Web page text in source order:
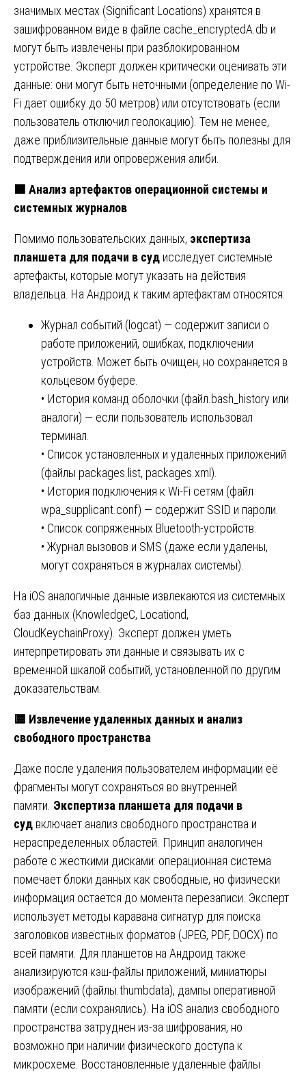
значимых местах (Significant Locations) хранятся в
зашифрованном виде в файле cache_encryptedA.db и
могут быть извлечены при разблокированном
устройстве. Эксперт должен критически оценивать эти
данные: они могут быть неточными (определение по Wi-
Fi дает ошибку до 50 метров) или отсутствовать (если
пользователь отключил геолокацию). Тем не менее,
даже приблизительные данные могут быть полезны для
подтверждения или опровержения алиби.
🟩 Анализ артефактов операционной системы и
системных журналов
Помимо пользовательских данных, экспертиза
планшета для подачи в суд исследует системные
артефакты, которые могут указать на действия
владельца. На Андроид к таким артефактам относятся:
Журнал событий (logcat) — содержит записи о
работе приложений, ошибках, подключении
устройств. Может быть очищен, но сохраняется в
кольцевом буфере.
• История команд оболочки (файл.bash_history или
аналоги) — если пользователь использовал
терминал.
• Список установленных и удаленных приложений
(файлы packages.list, packages.xml).
• История подключения к Wi-Fi сетям (файл
wpa_supplicant.conf) — содержит SSID и пароли.
• Список сопряженных Bluetooth-устройств.
• Журнал вызовов и SMS (даже если удалены,
могут сохраняться в журналах системы).
На iOS аналогичные данные извлекаются из системных
баз данных (KnowledgeC, Locationd,
CloudKeychainProxy). Эксперт должен уметь
интерпретировать эти данные и связывать их с
временной шкалой событий, установленной по другим
доказательствам.
🟨 Извлечение удаленных данных и анализ
свободного пространства
Даже после удаления пользователем информации её
фрагменты могут сохраняться во внутренней
памяти. Экспертиза планшета для подачи в
суд включает анализ свободного пространства и
нераспределенных областей. Принцип аналогичен
работе с жесткими дисками: операционная система
помечает блоки данных как свободные, но физически
информация остается до момента перезаписи. Эксперт
использует методы каравана сигнатур для поиска
заголовков известных форматов (JPEG, PDF, DOCX) по
всей памяти. Для планшетов на Андроид также
анализируются кэш-файлы приложений, миниатюры
изображений (файлы.thumbdata), дампы оперативной
памяти (если сохранялись). На iOS анализ свободного
пространства затруднен из-за шифрования, но
возможно при наличии физического доступа к
микросхеме. Восстановленные удаленные файлы